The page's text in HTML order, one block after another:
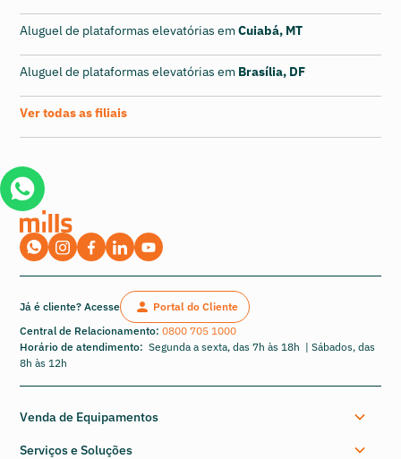
Aluguel de plataformas elevatórias emCuiabá, MT
Aluguel de plataformas elevatórias em Brasília, DF
Ver todas as filiais
Já é cliente? Acesse
Portal do Cliente
Central de Relacionamento:0800 705 1000
Horário de atendimento:Segunda a sexta, das 7h às 18h | Sábados, das
8h às 12h
Venda de Equipamentos
Serviços e Soluções